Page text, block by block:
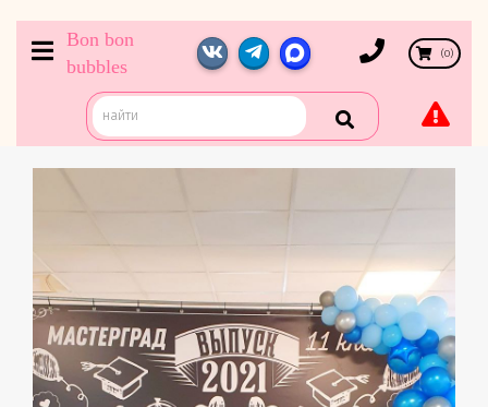
Bon bon
bubbles
(0)